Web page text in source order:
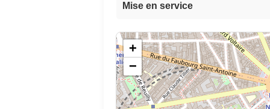
Mise en service
+
−